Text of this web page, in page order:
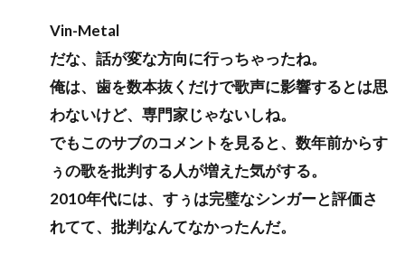
Vin-Metal
だな、話が変な方向に行っちゃったね。
俺は、歯を数本抜くだけで歌声に影響するとは思
わないけど、専門家じゃないしね。
でもこのサブのコメントを見ると、数年前からす
ぅの歌を批判する人が増えた気がする。
2010年代には、すぅは完璧なシンガーと評価さ
れてて、批判なんてなかったんだ。